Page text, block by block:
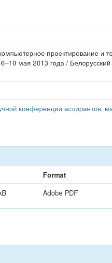
проектирование и
мая 2013 года / Белорусский
конференции аспирантов,
Format
Adobe PDF